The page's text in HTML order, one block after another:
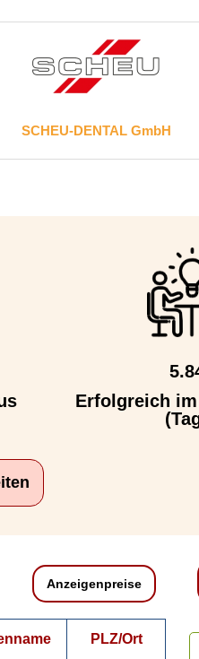
SCHEU-DENTAL GmbH
Erfolgreich
Anzeigenpreise
PLZ/Ort